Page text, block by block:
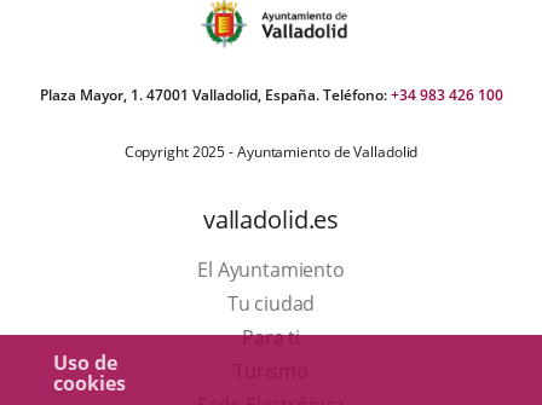
Uso de
cookies
Plaza Mayor, 1. 47001 Valladolid, España. Teléfono:+34 983 426 100
Copyright 2025 - Ayuntamiento de Valladolid
valladolid.es
El Ayuntamiento
Tu ciudad
Para ti